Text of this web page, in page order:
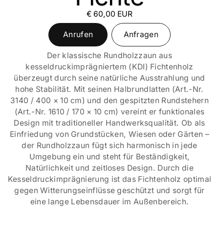
€ 60,00 EUR
Anrufen Anfragen
Der klassische Rundholzzaun aus
kesseldruckimprägniertem (KDI) Fichtenholz
überzeugt durch seine natürliche Ausstrahlung und
hohe Stabilität. Mit seinen Halbrundlatten (Art.-Nr.
3140 / 400 × 10 cm) und den gespitzten Rundstehern
(Art.-Nr. 1610 / 170 × 10 cm) vereint er funktionales
Design mit traditioneller Handwerksqualität. Ob als
Einfriedung von Grundstücken, Wiesen oder Gärten –
der Rundholzzaun fügt sich harmonisch in jede
Umgebung ein und steht für Beständigkeit,
Natürlichkeit und zeitloses Design. Durch die
Kesseldruckimprägnierung ist das Fichtenholz optimal
gegen Witterungseinflüsse geschützt und sorgt für
eine lange Lebensdauer im Außenbereich.